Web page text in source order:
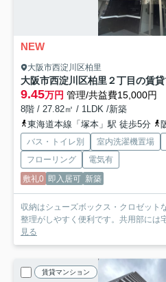
NEW
大阪市西淀川区柏里
大阪市西淀川区柏里２丁目の賃
9.45万円 管理/共益費15,000円
8階 / 27.82㎡ / 1LDK /新築
東海道本線「塚本」駅 徒歩5分
バス・トイレ別 室内洗濯機置場
フローリング
電気有
敷礼0 即入居可 新築
収納はシューズボックス・クロゼット
整理がしやすく便利です。共用部には
見る
賃貸マンション